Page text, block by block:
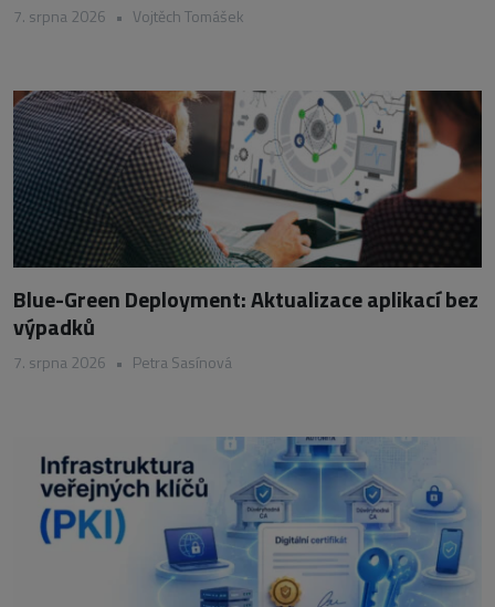
7. srpna 2026 • Vojtěch Tomášek
Blue-Green Deployment: Aktualizace aplikací bez
výpadků
7. srpna 2026 • Petra Sasínová